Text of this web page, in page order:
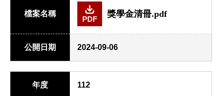
檔案名稱
PDF
獎學金清冊.pdf
公開日期 2024-09-06
年度 112